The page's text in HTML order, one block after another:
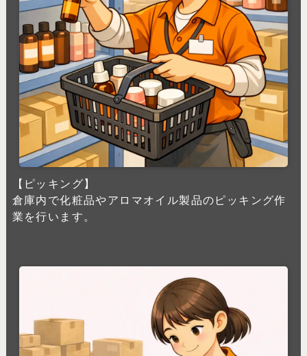
【ピッキング】
倉庫内で化粧品やアロマオイル製品のピッキング作
業を行います。